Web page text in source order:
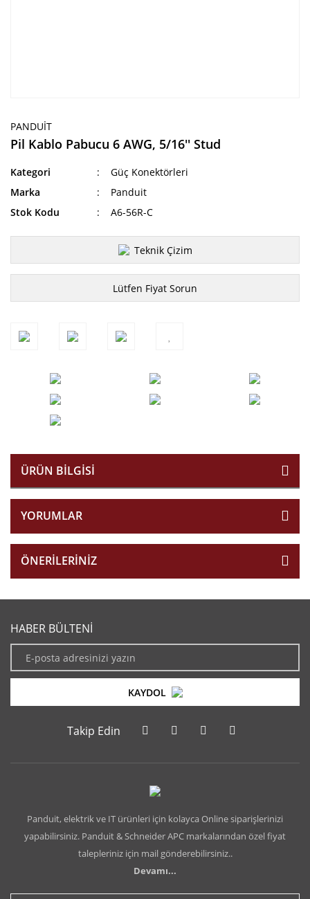
PANDUIT
Pil Kablo Pabucu 6 AWG, 5/16'' Stud
Kategori
Güç Konektörleri
Marka
Panduit
Stok Kodu
A6-56R-C
Teknik Çizim
Lütfen Fiyat Sorun
ÜRÜN BILGISI
YORUMLAR
ÖNERILERINIZ
HABER BÜLTENİ
KAYDOL
Takip Edin
Panduit, elektrik ve IT ürünleri için kolayca Online siparişlerinizi
yapabilirsiniz. Panduit & Schneider APC markalarından özel fiyat
talepleriniz için mail gönderebilirsiniz..
Devamı...